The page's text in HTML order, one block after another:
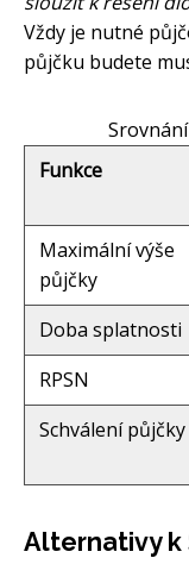
Vždy je nutné
půjčku budete
Funkce
Maximální výše
půjčky
Doba splatnosti
RPSN
Schválení půjčky
Alternativy k